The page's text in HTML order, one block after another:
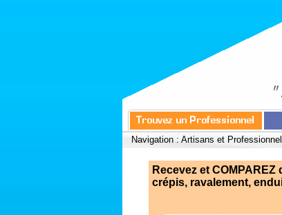
Navigation : Artisans et
Recevez et
crépis, ravalement,